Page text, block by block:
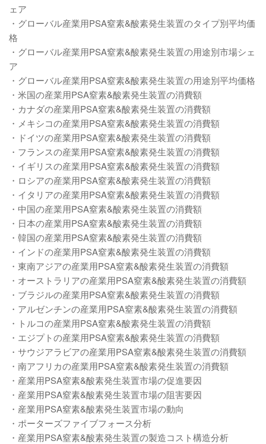
ェア
・グローバル産業用PSA窒素&酸素発生装置のタイプ別平均価
格
・グローバル産業用PSA窒素&酸素発生装置の用途別市場シェ
ア
・グローバル産業用PSA窒素&酸素発生装置の用途別平均価格
・米国の産業用PSA窒素&酸素発生装置の消費額
・カナダの産業用PSA窒素&酸素発生装置の消費額
・メキシコの産業用PSA窒素&酸素発生装置の消費額
・ドイツの産業用PSA窒素&酸素発生装置の消費額
・フランスの産業用PSA窒素&酸素発生装置の消費額
・イギリスの産業用PSA窒素&酸素発生装置の消費額
・ロシアの産業用PSA窒素&酸素発生装置の消費額
・イタリアの産業用PSA窒素&酸素発生装置の消費額
・中国の産業用PSA窒素&酸素発生装置の消費額
・日本の産業用PSA窒素&酸素発生装置の消費額
・韓国の産業用PSA窒素&酸素発生装置の消費額
・インドの産業用PSA窒素&酸素発生装置の消費額
・東南アジアの産業用PSA窒素&酸素発生装置の消費額
・オーストラリアの産業用PSA窒素&酸素発生装置の消費額
・ブラジルの産業用PSA窒素&酸素発生装置の消費額
・アルゼンチンの産業用PSA窒素&酸素発生装置の消費額
・トルコの産業用PSA窒素&酸素発生装置の消費額
・エジプトの産業用PSA窒素&酸素発生装置の消費額
・サウジアラビアの産業用PSA窒素&酸素発生装置の消費額
・南アフリカの産業用PSA窒素&酸素発生装置の消費額
・産業用PSA窒素&酸素発生装置市場の促進要因
・産業用PSA窒素&酸素発生装置市場の阻害要因
・産業用PSA窒素&酸素発生装置市場の動向
・ポーターズファイブフォース分析
・産業用PSA窒素&酸素発生装置の製造コスト構造分析